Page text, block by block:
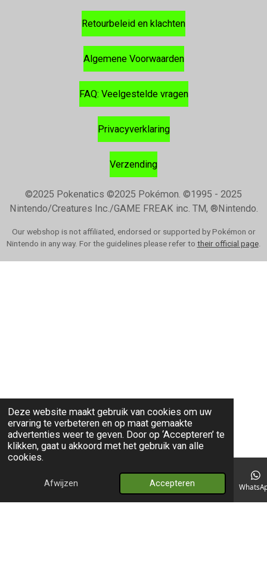
Deze website maakt gebruik van cookies om uw
ervaring te verbeteren en op maat gemaakte
advertenties weer te geven. Door op ‘Accepteren’ te
klikken, gaat u akkoord met het gebruik van alle
cookies.
Afwijzen Accepteren
Retourbeleid en klachten
Algemene Voorwaarden
FAQ: Veelgestelde vragen
Privacyverklaring
Verzending
©2025 Pokenatics ©2025 Pokémon. ©1995 - 2025
Nintendo/Creatures Inc./GAME FREAK inc. TM, ®Nintendo.
Our webshop is not affiliated, endorsed or supported by Pokémon or
Nintendo in any way. For the guidelines please refer to their official page.
E-mailadres Kaart